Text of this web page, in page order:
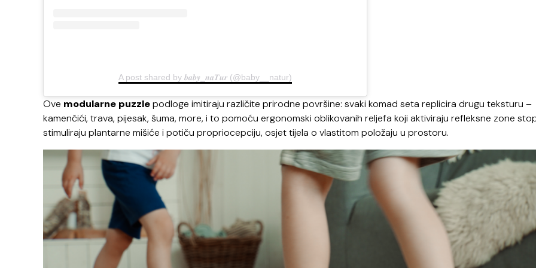
A post shared by 𝒃𝒂𝒃𝒚_𝒏𝒂𝑻𝒖𝒓 (@baby__natur)
Ove modularne puzzlepodloge imitiraju različite prirodne površine: svaki komad seta replicira drugu teksturu –
kamenčići, trava, pijesak, šuma, more, i to pomoću ergonomski oblikovanih reljefa koji aktiviraju refleksne zone
stimuliraju plantarne mišiće i potiču propriocepciju, osjet tijela o vlastitom položaju u prostoru.